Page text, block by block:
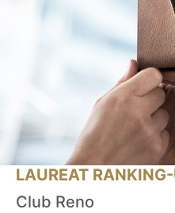
LAUREAT
Club Reno